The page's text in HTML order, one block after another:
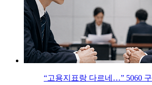
“고용지표랑 다르네…” 5060